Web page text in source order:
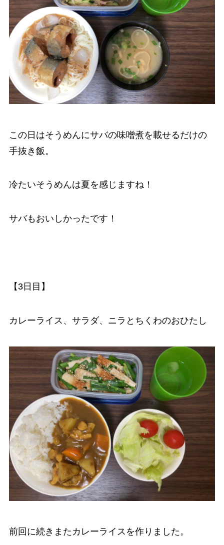
この日はそうめんにサバの味噌煮を載せるだけの
手抜き飯。
冷たいそうめんは夏を感じますね！
サバもおいしかったです！
【3日目】
カレーライス、サラダ、ニラとちくわのおひたし
前回に続きまたカレーライスを作りました。